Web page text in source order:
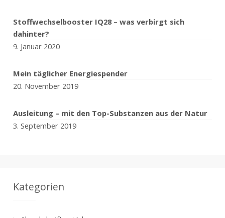
Stoffwechselbooster IQ28 – was verbirgt sich
dahinter?
9. Januar 2020
Mein täglicher Energiespender
20. November 2019
Ausleitung – mit den Top-Substanzen aus der Natur
3. September 2019
Kategorien